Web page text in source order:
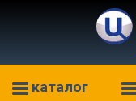
каталог